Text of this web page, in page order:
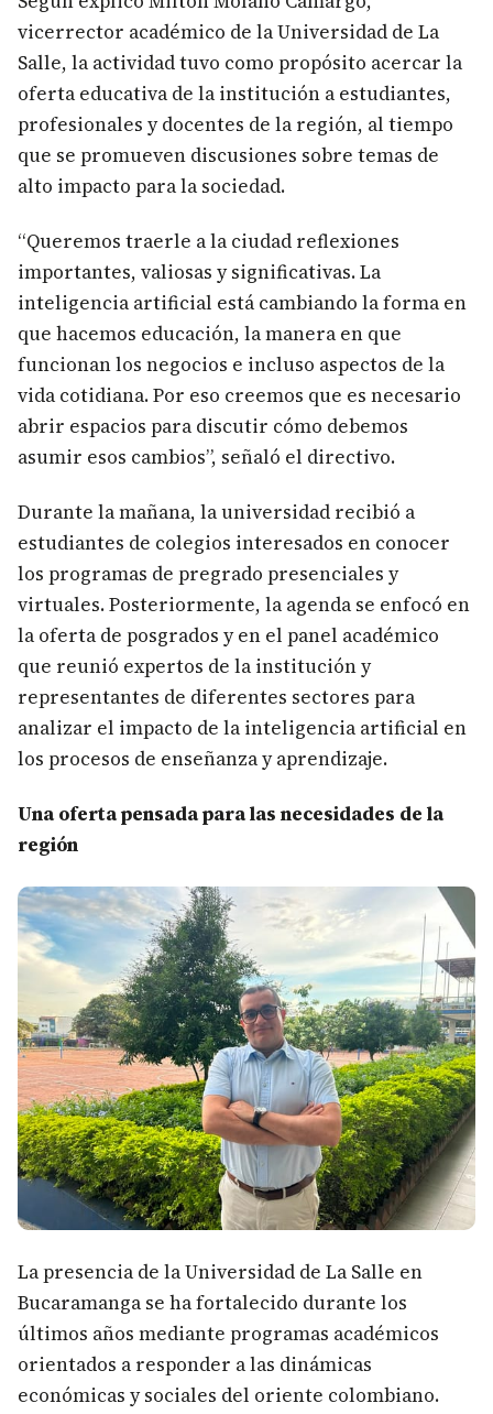
vicerrector académico de la Universidad de La
Salle, la actividad tuvo como propósito acercar la
oferta educativa de la institución a estudiantes,
profesionales y docentes de la región, al tiempo
que se promueven discusiones sobre temas de
alto impacto para la sociedad.
“Queremos traerle a la ciudad reflexiones
importantes, valiosas y significativas. La
inteligencia artificial está cambiando la forma en
que hacemos educación, la manera en que
funcionan los negocios e incluso aspectos de la
vida cotidiana. Por eso creemos que es necesario
abrir espacios para discutir cómo debemos
asumir esos cambios”, señaló el directivo.
Durante la mañana, la universidad recibió a
estudiantes de colegios interesados en conocer
los programas de pregrado presenciales y
virtuales. Posteriormente, la agenda se enfocó en
la oferta de posgrados y en el panel académico
que reunió expertos de la institución y
representantes de diferentes sectores para
analizar el impacto de la inteligencia artificial en
los procesos de enseñanza y aprendizaje.
Una oferta pensada para las necesidades de la
región
La presencia de la Universidad de La Salle en
Bucaramanga se ha fortalecido durante los
últimos años mediante programas académicos
orientados a responder a las dinámicas
económicas y sociales del oriente colombiano.